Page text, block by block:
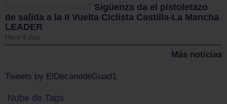
Sigüenza da el pistoletazo
de salida a la II Vuelta Ciclista Castilla-La Mancha
LEADER
Hace 4 días
Más noticias
Tweets by ElDecanodeGuad1
Nube de Tags